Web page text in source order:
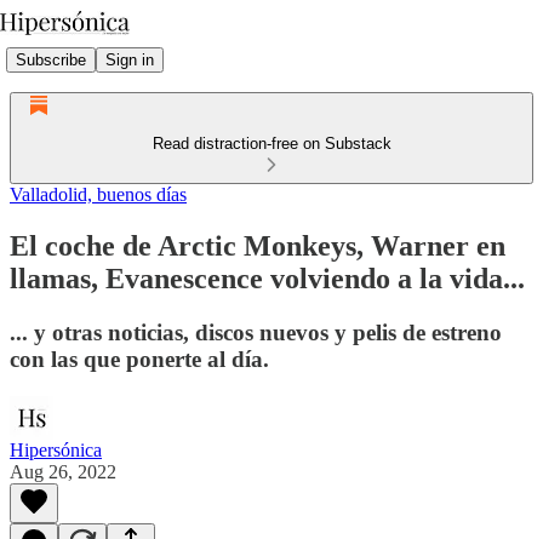
Subscribe Sign in
Read distraction-free on Substack
Valladolid, buenos días
El coche de Arctic Monkeys, Warner en
llamas, Evanescence volviendo a la vida...
... y otras noticias, discos nuevos y pelis de estreno
con las que ponerte al día.
Hipersónica
Aug 26, 2022